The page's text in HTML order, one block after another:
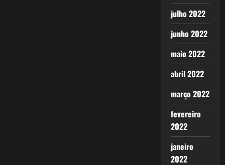
julho 2022
junho 2022
maio 2022
abril 2022
março 2022
fevereiro
2022
janeiro
2022